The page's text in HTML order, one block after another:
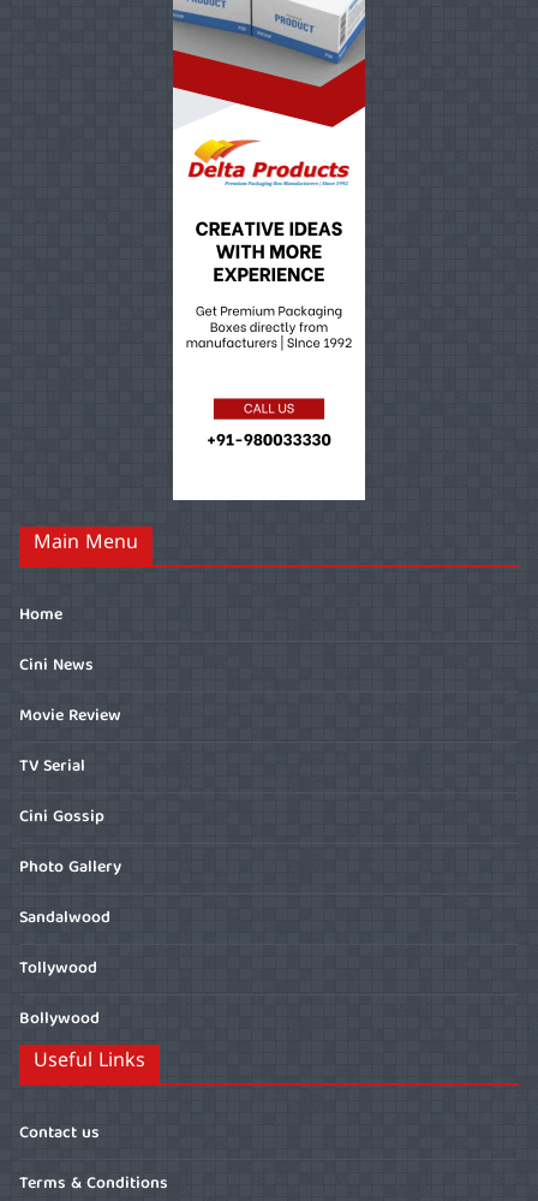
Main Menu
Home
Cini News
Movie Review
TV Serial
Cini Gossip
Photo Gallery
Sandalwood
Tollywood
Bollywood
Useful Links
Contact us
Terms & Conditions